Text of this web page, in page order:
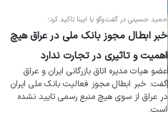
حمید حسینی در گفت‌وگو با ایبنا تاکید کرد؛
خبر ابطال مجوز بانک ملی در عراق هیچ
اهمیت و تاثیری در تجارت ندارد
عضو هیات مدیره اتاق بازرگانی ایران و عراق
گفت: خبر ابطال مجوز فعالیت بانک ملی ایران
در عراق از سوی هیچ منبع رسمی تایید نشده
است.